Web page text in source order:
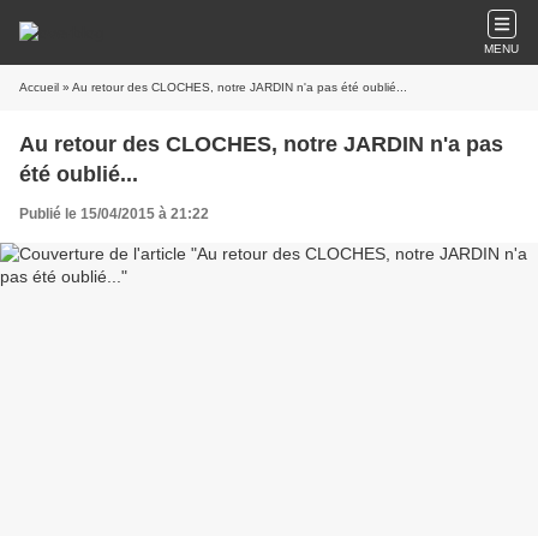
MENU
Accueil » Au retour des CLOCHES, notre JARDIN n'a pas été oublié...
Au retour des CLOCHES, notre JARDIN n'a pas
été oublié...
Publié le 15/04/2015 à 21:22